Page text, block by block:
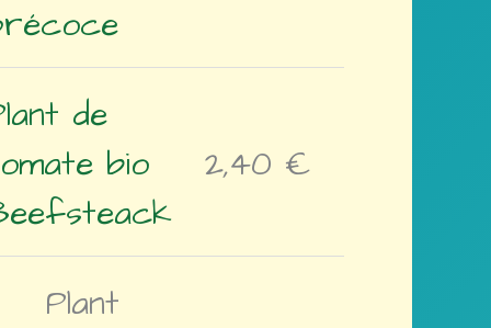
de
bio
2,40 €
Plant